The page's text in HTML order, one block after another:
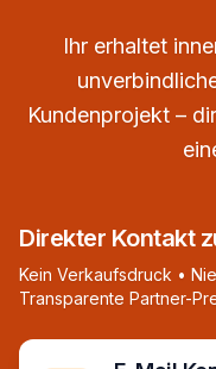
Ihr erhaltet
Kundenprojekt –
Direkter Kontakt
Kein Verkaufsdruck •
Transparente Partner-